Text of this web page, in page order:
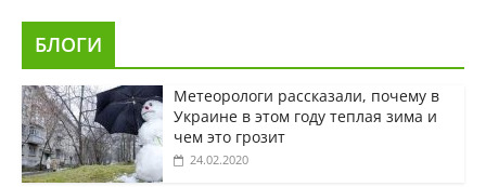
БЛОГИ
Метеорологи рассказали, почему в
Украине в этом году теплая зима и
чем это грозит
24.02.2020